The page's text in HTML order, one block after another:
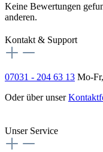
Keine Bewertungen
anderen.
Kontakt & Support
07031 - 204 63 13 Mo-
Oder über unser
Unser Service